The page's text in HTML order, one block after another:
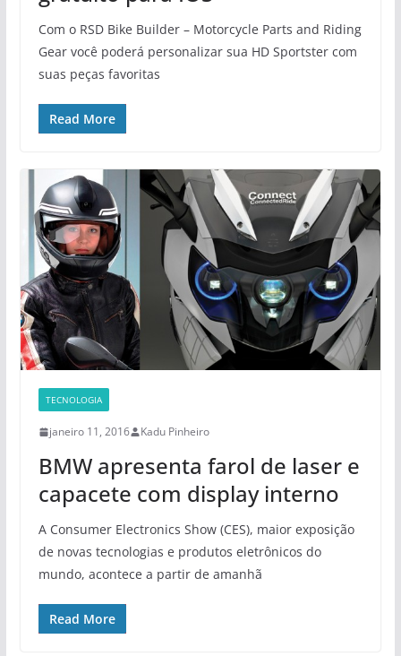
Com o RSD Bike Builder – Motorcycle Parts and Riding
Gear você poderá personalizar sua HD Sportster com
suas peças favoritas
Read More
TECNOLOGIA
janeiro 11, 2016 Kadu Pinheiro
BMW apresenta farol de laser e
capacete com display interno
A Consumer Electronics Show (CES), maior exposição
de novas tecnologias e produtos eletrônicos do
mundo, acontece a partir de amanhã
Read More